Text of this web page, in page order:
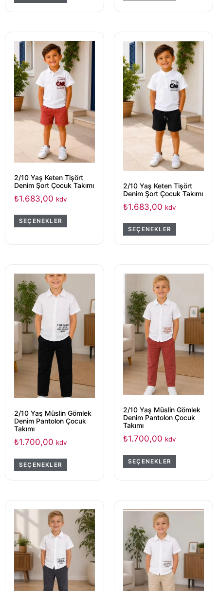
2/10 Yaş Keten Tişört
Denim Şort Çocuk Takımı
₺1.683,00 kdv
SEÇENEKLER
2/10 Yaş Keten Tişört
Denim Şort Çocuk Takımı
₺1.683,00 kdv
SEÇENEKLER
2/10 Yaş Müslin Gömlek
Denim Pantolon Çocuk
Takımı
₺1.700,00 kdv
SEÇENEKLER
2/10 Yaş Müslin Gömlek
Denim Pantolon Çocuk
Takımı
₺1.700,00 kdv
SEÇENEKLER